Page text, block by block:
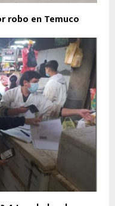
robo en Temuco